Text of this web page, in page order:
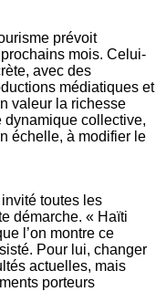
prévoit
mois. Celui-
avec des
médiatiques et
valeur la richesse
dynamique collective,
échelle, à modifier le
toutes les
démarche. « Haïti
l’on montre ce
Pour lui, changer
actuelles, mais
porteurs